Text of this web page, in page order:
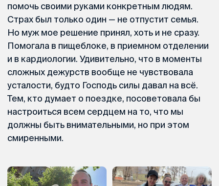
помочь своими руками конкретным людям.
Страх был только один — не отпустит семья.
Но муж мое решение принял, хоть и не сразу.
Помогала в пищеблоке, в приемном отделении
и в кардиологии. Удивительно, что в моменты
сложных дежурств вообще не чувствовала
усталости, будто Господь силы давал на всё.
Тем, кто думает о поездке, посоветовала бы
настроиться всем сердцем на то, что мы
должны быть внимательными, но при этом
смиренными.